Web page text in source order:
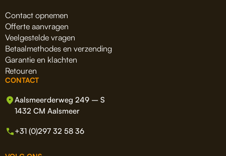
Contact opnemen
Offerte aanvragen
Veelgestelde vragen
Betaalmethodes en verzending
Garantie en klachten
Retouren
CONTACT
Aalsmeerderweg 249 – S
1432 CM Aalsmeer
+31 (0)297 32 58 36